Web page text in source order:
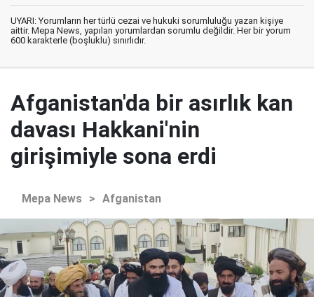
UYARI: Yorumların her türlü cezai ve hukuki sorumluluğu yazan kişiye
aittir. Mepa News, yapılan yorumlardan sorumlu değildir. Her bir yorum
600 karakterle (boşluklu) sınırlıdır.
Afganistan'da bir asırlık kan
davası Hakkani'nin
girişimiyle sona erdi
Mepa News > Afganistan